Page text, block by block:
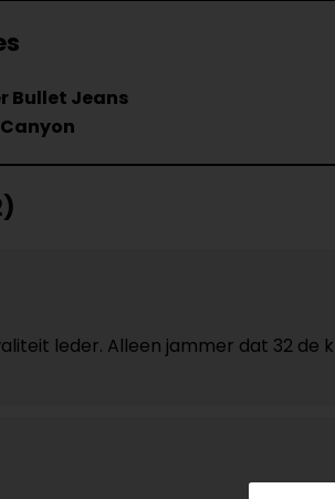
Bullet Jeans
leder. Alleen jammer dat 32